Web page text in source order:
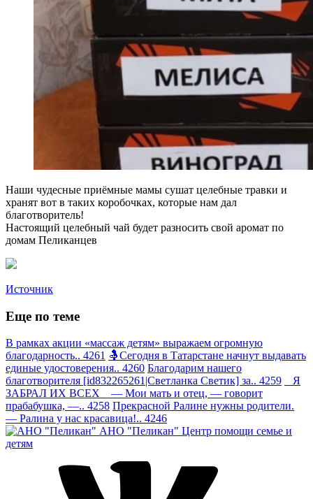
Наши чудесные приёмные мамы сушат целебные травки и
хранят вот в таких коробочках, которые нам дал
благотворитель!
Настоящий целебный чай будет разносить свой аромат по
домам Пеликанцев
Источник
Еще по теме
В рамках акции «массаж детям» выражаем огромную
благодарность.. 4261 🤱Сегодня в Татарстане начнут выдавать
единые удостоверения.. 4260 Благодарим нашего
благотворителя [id832265261|Светланка Светик] за.. 4259
Я
ЗАБРАЛ ИХ ВСЕХ — Мои мать и отец, — говорит
прабабушка, —.. 4258 Прекрасной Ралине нужны родители.
— Ралина у нас красавица!.. 4246
АНО "Пеликан" Центр помощи семье и
детям